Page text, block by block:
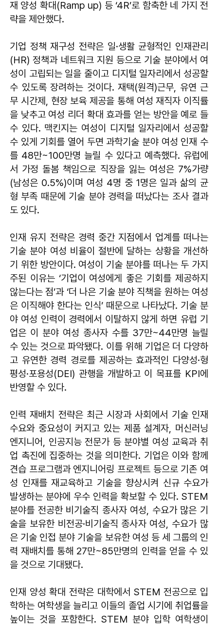
재 양성 확대(Ramp up) 등 ‘4R’로 함축한 네 가지 전
략을 제안했다.
기업 정책 재구성 전략은 일·생활 균형적인 인재관리
(HR) 정책과 네트워크 지원 등으로 기술 분야에서 여
성이 고립되는 일을 줄이고 디지털 일자리에서 성공할
수 있도록 장려하는 것이다. 재택(원격)근무, 유연 근
무 시간제, 현장 보육 제공을 통해 여성 재직자 이직률
을 낮추고 여성 리더 확대 효과를 얻는 방안을 예로 들
수 있다. 맥킨지는 여성이 디지털 일자리에서 성공할
수 있게 기회를 열어 두면 과학기술 분야 여성 인재 수
를 48만~100만명 늘릴 수 있다고 예측했다. 유럽에
서 가정 돌봄 책임으로 직장을 잃는 여성은 7%가량
(남성은 0.5%)이며 여성 4명 중 1명은 일과 삶의 균
형 부족 때문에 기술 분야 경력을 떠났다는 조사 결과
도 있다.
인재 유지 전략은 경력 중간 지점에서 업계를 떠나는
기술 분야 여성 비율이 절반에 달하는 상황을 개선하
기 위한 방안이다. 여성이 기술 분야를 떠나는 두 가지
주된 이유는 ‘기업이 여성에게 좋은 기회를 제공하지
않는다는 점’과 ‘더 나은 기술 분야 직책을 원하는 여성
은 이직해야 한다는 인식’ 때문으로 나타났다. 기술 분
야 여성 인력이 경력에서 이탈하지 않게 하면 유럽 기
업은 이 분야 여성 종사자 수를 37만~44만명 늘릴
수 있는 것으로 파악됐다. 이를 위해 기업은 더 다양하
고 유연한 경력 경로를 제공하는 효과적인 다양성·형
평성·포용성(DEI) 관행을 개발하고 이 목표를 KPI에
반영할 수 있다.
인력 재배치 전략은 최근 시장과 사회에서 기술 인재
수요와 중요성이 커지고 있는 제품 설계자, 머신러닝
엔지니어, 인공지능 전문가 등 분야별 여성 교육과 취
업 촉진에 집중하는 것을 의미한다. 기업은 이와 함께
견습 프로그램과 엔지니어링 프로젝트 등으로 기존 여
성 인재를 재교육하고 기술을 향상시켜 신규 수요가
발생하는 분야에 우수 인력을 확보할 수 있다. STEM
분야를 전공한 비기술직 종사자 여성, 수요가 많은 기
술을 보유한 비전공·비기술직 종사자 여성, 수요가 많
은 기술 인접 분야 기술을 보유한 여성 등 세 그룹의 인
력 재배치를 통해 27만~85만명의 인력을 얻을 수 있
을 것으로 기대됐다.
인재 양성 확대 전략은 대학에서 STEM 전공으로 입
학하는 여학생을 늘리고 이들의 졸업 시기에 취업률을
높이는 것을 포함한다. STEM 분야 입학 여학생이